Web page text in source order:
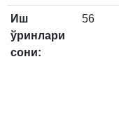
Иш
ўринлари
сони:
56